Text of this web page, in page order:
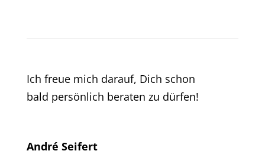
Ich freue mich darauf, Dich schon
bald persönlich beraten zu dürfen!
André Seifert